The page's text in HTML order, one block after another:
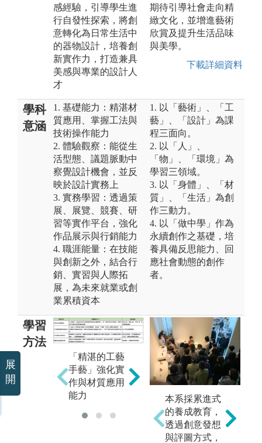
感經驗，引導學生進
行自發性探索，將創
意轉化為日常生活中
的器物設計，培養創
新實作力，打造兼具
美感與專業的設計人
才
期待引導社會走向精
緻文化，並增進藝術
欣賞及提升生活品味
與美學。
下載詳細資料
學科
意涵
1. 基礎能力：精湛材
質應用、掌握工法與
技術操作能力
2. 體驗觀察：能從生
活型態、議題脈動中
察覺設計機會，並反
映於設計實務上
3. 實務學習：透過策
展、展覽、競賽、研
習等實作平台，強化
作品展示與行銷能力
4. 職涯能量：在技能
與創新之外，結合行
銷、實習與人際拓
展，為未來就業或創
業累積資本
1. 以「藝術」、「工
藝」、「設計」為課
程三面向。
2. 以「人」、
「物」、「環境」為
學習三領域。
3. 以「身體」、「材
質」、「生活」為創
作三動力。
4. 以「做中學」作為
永續創作之基礎，培
養具備反思能力、回
應社會動態的創作
者。
學習
方法
「精湛的工藝
手藝」強化實
作與材質應用
能力
「敏銳的設計
思維」培養設
計思維與生活
觀察力
本系採累進式
的養成教育，
透過創意發想
與評圖方式，
展
開